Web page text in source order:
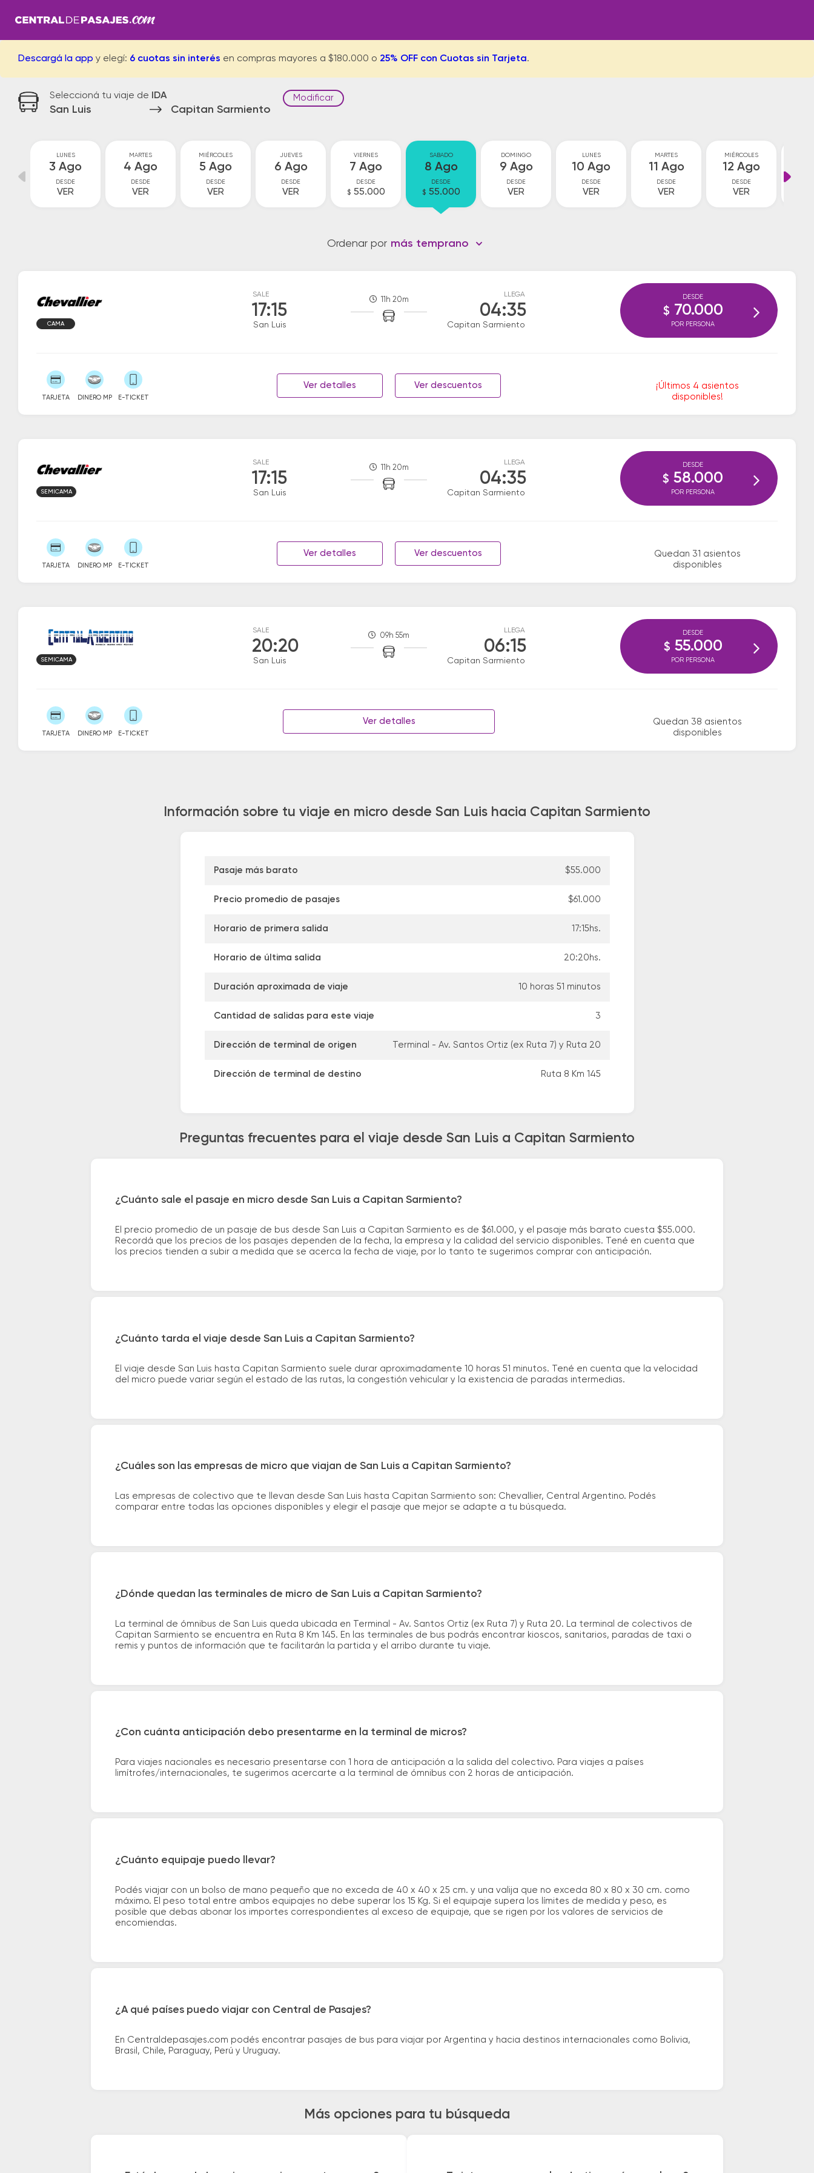
Descargá la app y elegí: 6 cuotas sin interés en compras mayores a $180.000 o 25% OFF con Cuotas sin Tarjeta.
Seleccioná tu viaje de IDA
San Luis Capitan Sarmiento
Modificar
LUNES
3 Ago
DESDE
VER
MARTES
4 Ago
DESDE
VER
MIÉRCOLES
5 Ago
DESDE
VER
JUEVES
6 Ago
DESDE
VER
VIERNES
7 Ago
DESDE
$ 55.000
SABADO
8 Ago
DESDE
$ 55.000
DOMINGO
9 Ago
DESDE
VER
LUNES
10 Ago
DESDE
VER
MARTES
11 Ago
DESDE
VER
MIÉRCOLES
12 Ago
DESDE
VER
Ordenar por más temprano
SALE
17:15
San Luis
11h 20m
LLEGA
04:35
Capitan Sarmiento
CAMA
TARJETA DINERO MP E-TICKET
Ver detalles Ver descuentos
¡Últimos 4 asientos
disponibles!
DESDE
$ 70.000
POR PERSONA
SALE
17:15
San Luis
11h 20m
LLEGA
04:35
Capitan Sarmiento
SEMICAMA
TARJETA DINERO MP E-TICKET
Ver detalles Ver descuentos
Quedan 31 asientos
disponibles
DESDE
$ 58.000
POR PERSONA
SALE
20:20
San Luis
09h 55m
LLEGA
06:15
Capitan Sarmiento
SEMICAMA
TARJETA DINERO MP E-TICKET
Ver detalles
Quedan 38 asientos
disponibles
DESDE
$ 55.000
POR PERSONA
Información sobre tu viaje en micro desde San Luis hacia Capitan Sarmiento
Pasaje más barato $55.000
Precio promedio de pasajes $61.000
Horario de primera salida 17:15hs.
Horario de última salida 20:20hs.
Duración aproximada de viaje 10 horas 51 minutos
Cantidad de salidas para este viaje 3
Dirección de terminal de origen Terminal - Av. Santos Ortiz (ex Ruta 7) y Ruta 20
Dirección de terminal de destino Ruta 8 Km 145
Preguntas frecuentes para el viaje desde San Luis a Capitan Sarmiento
¿Cuánto sale el pasaje en micro desde San Luis a Capitan Sarmiento?
El precio promedio de un pasaje de bus desde San Luis a Capitan Sarmiento es de $61.000, y el pasaje más barato cuesta $55.000.
Recordá que los precios de los pasajes dependen de la fecha, la empresa y la calidad del servicio disponibles. Tené en cuenta que
los precios tienden a subir a medida que se acerca la fecha de viaje, por lo tanto te sugerimos comprar con anticipación.
¿Cuánto tarda el viaje desde San Luis a Capitan Sarmiento?
El viaje desde San Luis hasta Capitan Sarmiento suele durar aproximadamente 10 horas 51 minutos. Tené en cuenta que la velocidad
del micro puede variar según el estado de las rutas, la congestión vehicular y la existencia de paradas intermedias.
¿Cuáles son las empresas de micro que viajan de San Luis a Capitan Sarmiento?
Las empresas de colectivo que te llevan desde San Luis hasta Capitan Sarmiento son: Chevallier, Central Argentino. Podés
comparar entre todas las opciones disponibles y elegir el pasaje que mejor se adapte a tu búsqueda.
¿Dónde quedan las terminales de micro de San Luis a Capitan Sarmiento?
La terminal de ómnibus de San Luis queda ubicada en Terminal - Av. Santos Ortiz (ex Ruta 7) y Ruta 20. La terminal de colectivos de
Capitan Sarmiento se encuentra en Ruta 8 Km 145. En las terminales de bus podrás encontrar kioscos, sanitarios, paradas de taxi o
remis y puntos de información que te facilitarán la partida y el arribo durante tu viaje.
¿Con cuánta anticipación debo presentarme en la terminal de micros?
Para viajes nacionales es necesario presentarse con 1 hora de anticipación a la salida del colectivo. Para viajes a países
limítrofes/internacionales, te sugerimos acercarte a la terminal de ómnibus con 2 horas de anticipación.
¿Cuánto equipaje puedo llevar?
Podés viajar con un bolso de mano pequeño que no exceda de 40 x 40 x 25 cm. y una valija que no exceda 80 x 80 x 30 cm. como
máximo. El peso total entre ambos equipajes no debe superar los 15 Kg. Si el equipaje supera los límites de medida y peso, es
posible que debas abonar los importes correspondientes al exceso de equipaje, que se rigen por los valores de servicios de
encomiendas.
¿A qué países puedo viajar con Central de Pasajes?
En Centraldepasajes.com podés encontrar pasajes de bus para viajar por Argentina y hacia destinos internacionales como Bolivia,
Brasil, Chile, Paraguay, Perú y Uruguay.
Más opciones para tu búsqueda